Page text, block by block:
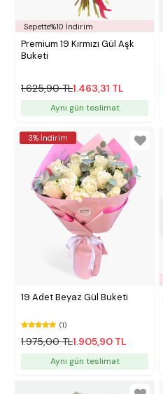
Sepette%10 İndirim
Premium 19 Kırmızı Gül Aşk
Buketi
1.625,90 TL1.463,31 TL
Aynı gün teslimat
3% İndirim
19 Adet Beyaz Gül Buketi
(1)
1.975,00 TL1.905,90 TL
Aynı gün teslimat